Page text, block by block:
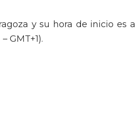
y su hora de inicio es a
GMT+1).